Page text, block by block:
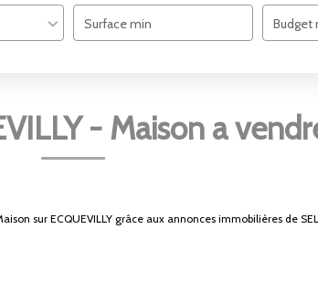
Surface min Budget
- Maison a
sur ECQUEVILLY grâce aux annonces immobilières de